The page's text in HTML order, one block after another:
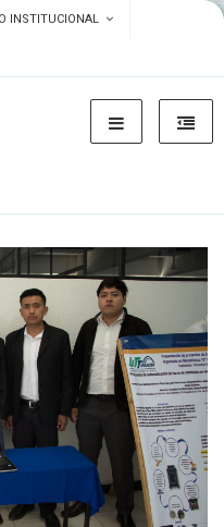
INSTITUCIONAL